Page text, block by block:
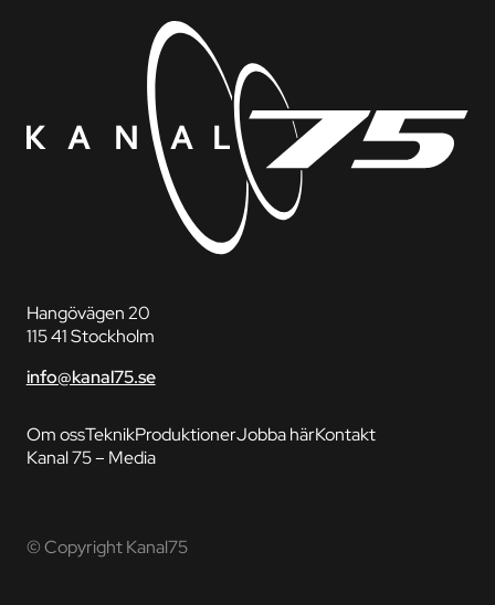
Hangövägen 20
115 41 Stockholm
info@kanal75.se
Om ossTeknikProduktionerJobba härKontakt
Kanal 75 – Media
© Copyright Kanal75